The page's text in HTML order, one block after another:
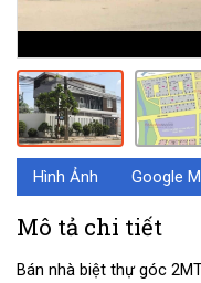
Hình Ảnh Google
Mô tả chi tiết
Bán nhà biệt thự góc